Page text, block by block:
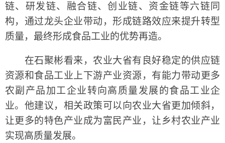
链、研发链、融合链、创业链、资金链等六链同
构，通过龙头企业带动，形成链路效应来提升转型
质量，最终形成食品工业的优势再造。
在石聚彬看来，农业大省有良好稳定的供应链
资源和食品工业上下游产业资源，有能力带动更多
农副产品加工企业转向高质量发展的食品工业企
业。他建议，相关政策可以向农业大省更加倾斜，
让更多的特色产业成为富民产业，让乡村农业产业
实现高质量发展。